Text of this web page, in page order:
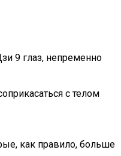
9 глаз, непременно
с телом
как правило, больше